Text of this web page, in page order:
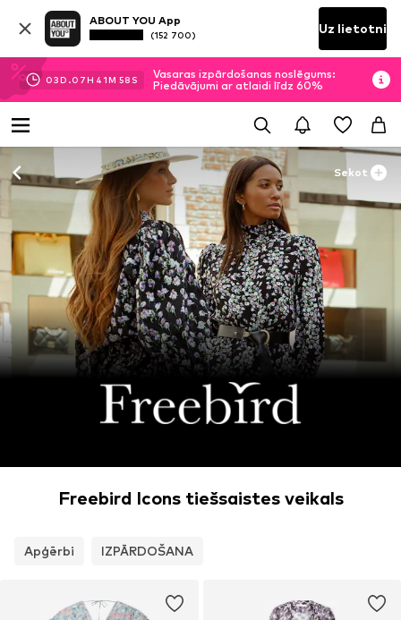
ABOUT YOU App
(152 700) Uz lietotni
03D.07H 41M 57 S
Vasaras izpārdošanas noslēgums:
Piedāvājumi ar atlaidi līdz 60%
Sekot
Freebird Icons tiešsaistes veikals
Apģērbi IZPĀRDOŠANA